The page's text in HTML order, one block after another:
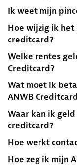
Ik weet mijn
Hoe wijzig ik
creditcard?
Welke rentes
Creditcard?
Wat moet ik
ANWB
Waar kan ik
creditcard?
Hoe werkt
Hoe zeg ik mijn